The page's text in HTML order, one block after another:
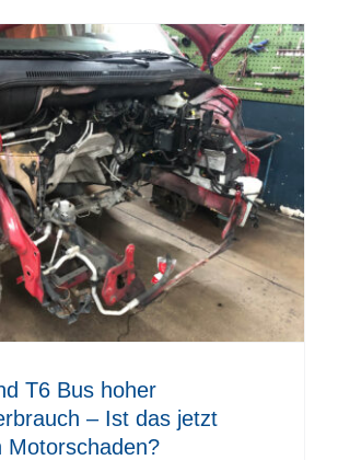
T6 Bus hoher
– Ist das jetzt
Motorschaden?